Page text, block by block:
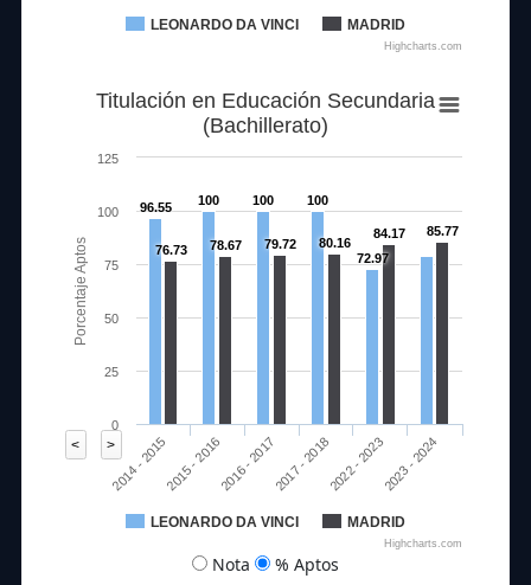
LEONARDO DA VINCI MADRID
Highcharts.com
< >
Porcentaje Aptos
Titulación en Educación Secundaria
(Bachillerato)
96.55 100 100 100
72.97
76.73 78.67 79.72 80.16
84.17 85.77
LEONARDO DA VINCI MADRID
2014 - 20152015 - 20162016 - 20172017 - 20182022 - 20232023 - 2024
0
25
50
75
100
125
Highcharts.com
Nota % Aptos